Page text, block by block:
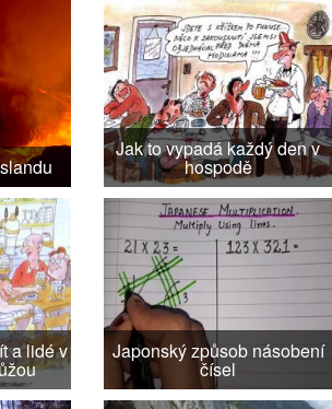
Jak to vypadá každý den v
hospodě
a lidé v Japonský způsob násobení
čísel